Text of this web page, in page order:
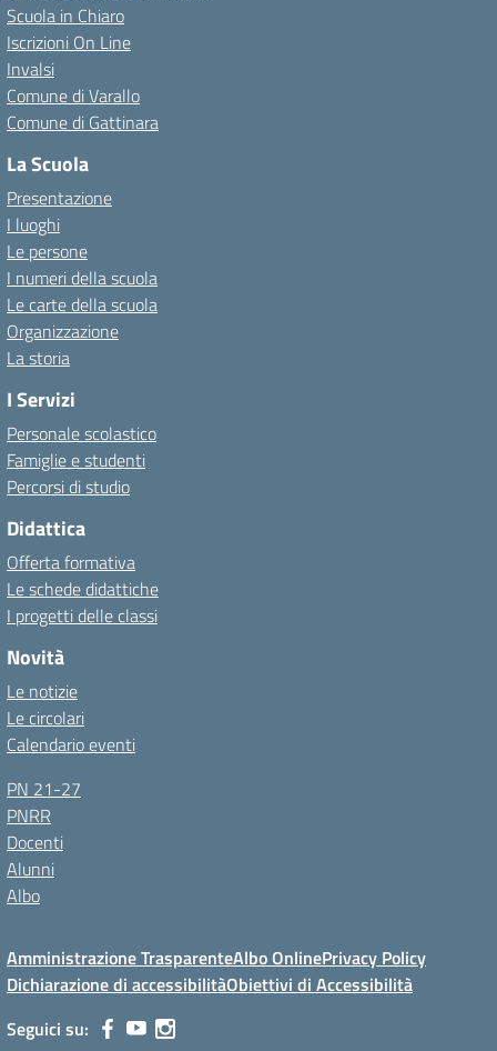
Scuola in Chiaro
Iscrizioni On Line
Invalsi
Comune di Varallo
Comune di Gattinara
La Scuola
Presentazione
I luoghi
Le persone
I numeri della scuola
Le carte della scuola
Organizzazione
La storia
I Servizi
Personale scolastico
Famiglie e studenti
Percorsi di studio
Didattica
Offerta formativa
Le schede didattiche
I progetti delle classi
Novità
Le notizie
Le circolari
Calendario eventi
PN 21-27
PNRR
Docenti
Alunni
Albo
Amministrazione TrasparenteAlbo OnlinePrivacy Policy
Dichiarazione di accessibilitàObiettivi di Accessibilità
Seguici su: